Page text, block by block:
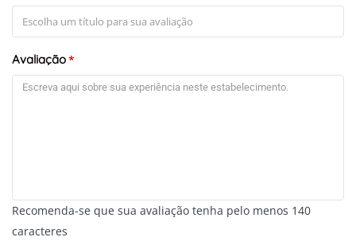
Avaliação*
Recomenda-se que sua avaliação tenha pelo menos 140
caracteres